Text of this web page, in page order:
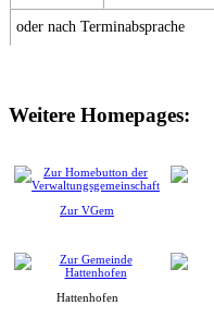
oder nach Terminabsprache
Weitere Homepages:
Zur VGem
Hattenhofen